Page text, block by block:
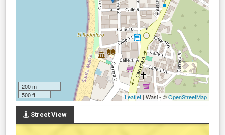
200 m
500 ft
Leaflet | Wasi - ©OpenStreetMap
Street View